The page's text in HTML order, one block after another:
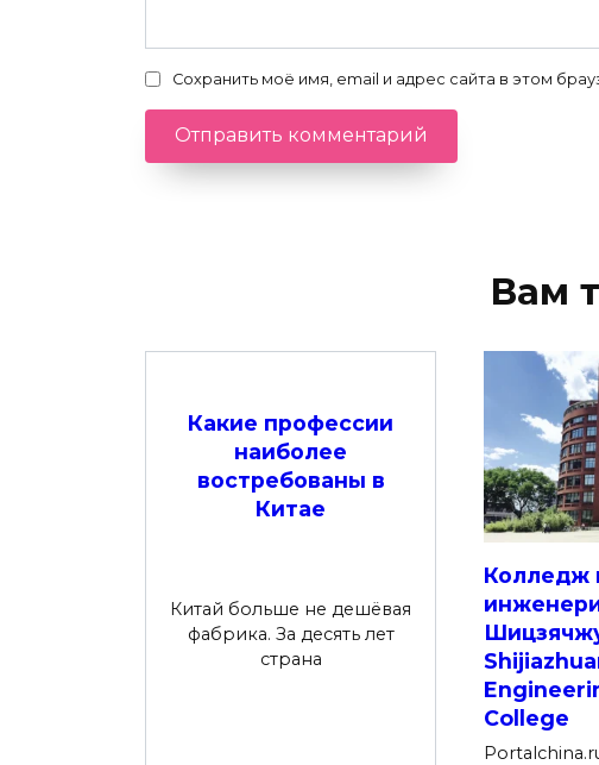
Сохранить моё имя, email и адрес сайта в этом
Вам
Какие профессии
наиболее
востребованы в
Китае
Китай больше не дешёвая
фабрика. За десять лет
страна
Колледж
College